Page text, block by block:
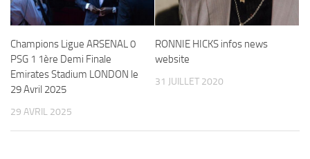
Champions Ligue ARSENAL 0
PSG 1 1ère Demi Finale
Emirates Stadium LONDON le
29 Avril 2025
29 AVRIL 2025
RONNIE HICKS infos news
website
31 JUILLET 2020